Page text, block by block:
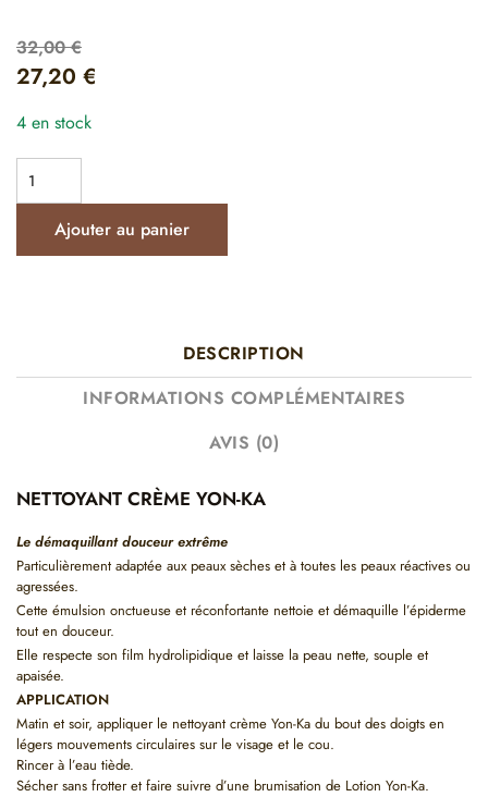
32,00€
27,20 €
4 en stock
Ajouter au panier
DESCRIPTION
INFORMATIONS COMPLÉMENTAIRES
AVIS (0)
NETTOYANT CRÈME YON-KA
Le démaquillant douceur extrême
Particulièrement adaptée aux peaux sèches et à toutes les peaux réactives ou
agressées.
Cette émulsion onctueuse et réconfortante nettoie et démaquille l’épiderme
tout en douceur.
Elle respecte son film hydrolipidique et laisse la peau nette, souple et
apaisée.
APPLICATION
Matin et soir, appliquer le nettoyant crème Yon-Ka du bout des doigts en
légers mouvements circulaires sur le visage et le cou.
Rincer à l’eau tiède.
Sécher sans frotter et faire suivre d’une brumisation de Lotion Yon-Ka.